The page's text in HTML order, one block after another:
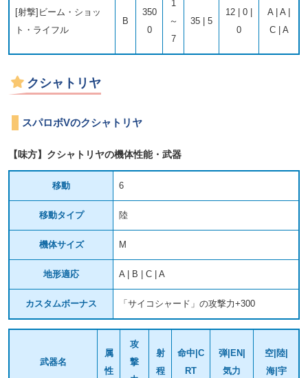
[射撃]ビーム・ショッ
ト・ライフル
B
350
0
1
～
7
35 | 5
12 | 0 |
0
A | A |
C | A
クシャトリヤ
スパロボVのクシャトリヤ
【味方】クシャトリヤの機体性能・武器
移動 6
移動タイプ 陸
機体サイズ M
地形適応 A | B | C | A
カスタムボーナス 「サイコシャード」の攻撃力+300
武器名
属
性
攻
撃
射
程
命中|C
RT
弾|EN|
気力
空|陸|
海|宇